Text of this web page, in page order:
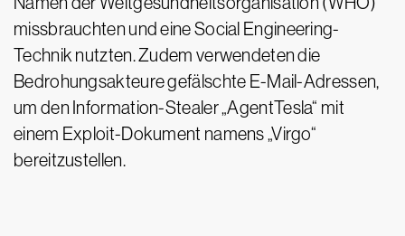
missbrauchten und eine Social Engineering-
Technik nutzten. Zudem verwendeten die
Bedrohungsakteure gefälschte E-Mail-Adressen,
um den Information-Stealer „AgentTesla“ mit
einem Exploit-Dokument namens „Virgo“
bereitzustellen.